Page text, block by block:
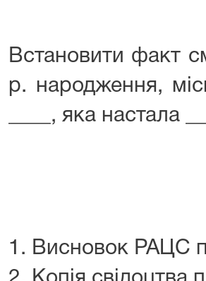
Встановити факт
р. народження,
____, яка настала
1. Висновок РАЦС